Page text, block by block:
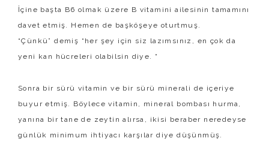
İçine başta B6 olmak üzere B vitamini ailesinin tamamını
davet etmiş. Hemen de başköşeye oturtmuş.
“Çünkü” demiş “her şey için siz lazımsınız, en çok da
yeni kan hücreleri olabilsin diye. “
Sonra bir sürü vitamin ve bir sürü minerali de içeriye
buyur etmiş. Böylece vitamin, mineral bombası hurma,
yanına bir tane de zeytin alırsa, ikisi beraber neredeyse
günlük minimum ihtiyacı karşılar diye düşünmüş.